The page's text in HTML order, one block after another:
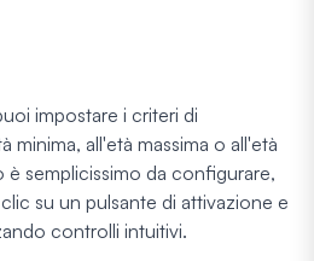
impostare i criteri di
minima, all'età massima o all'età
è semplicissimo da configurare,
su un pulsante di attivazione e
controlli intuitivi.